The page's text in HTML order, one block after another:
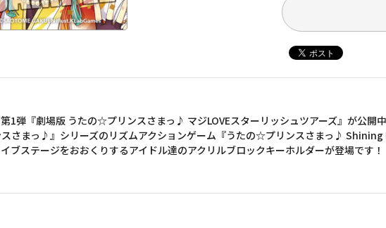
1弾『劇場版 うたの☆プリンスさまっ♪ マジLOVEスターリッシュツアーズ』が公開中
スさまっ♪』シリーズのリズムアクションゲーム『うたの☆プリンスさまっ♪
ブステージをおおくりするアイドル達のアクリルブロックキーホルダーが登場です！